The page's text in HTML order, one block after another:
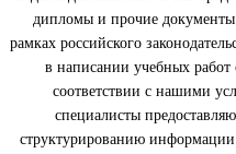
дипломы и прочие
рамках российского
в написании учебных
соответствии с нашими
специалисты
структурированию информации